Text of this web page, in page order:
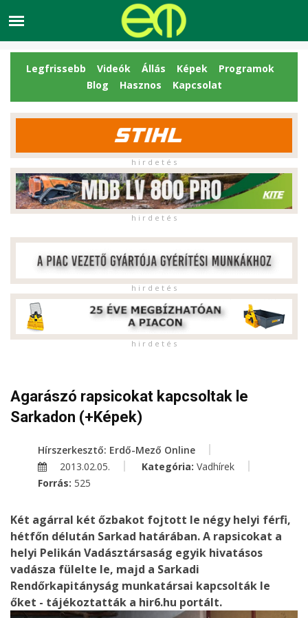
Legfrissebb Videók Állás Képek
Programok
Blog
Hasznos Kapcsolat
h i r d e t é s
h i r d e t é s
h i r d e t é s
h i r d e t é s
Agarászó rapsicokat kapcsoltak le
Sarkadon (+Képek)
Hírszerkesztő: Erdő-Mező Online
2013.02.05.
Kategória: Vadhírek
Forrás: 525
Két agárral két őzbakot fojtott le négy helyi férfi,
hétfőn délután Sarkad határában. A rapsicokat a
helyi Pelikán Vadásztársaság egyik hivatásos
vadásza fülelte le, majd a Sarkadi
Rendőrkapitányság munkatársai kapcsolták le
őket - tájékoztatták a hir6.hu portált.